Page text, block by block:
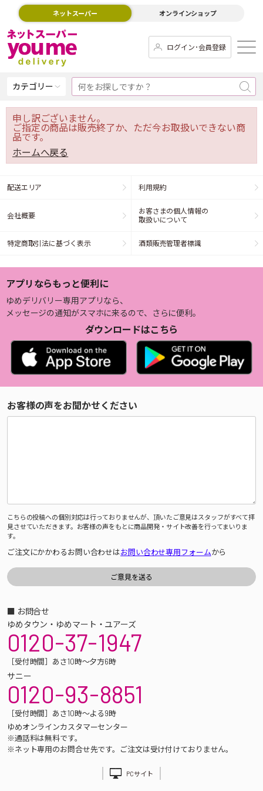
ネットスーパー オンラインショップ
ログイン･会員登録
カテゴリー
申し訳ございません。
ご指定の商品は販売終了か、ただ今お取扱いできない商
品です。
ホームへ戻る
配送エリア 利用規約
会社概要
お客さまの個人情報の
取扱いについて
特定商取引法に基づく表示 酒類販売管理者標識
アプリならもっと便利に
ゆめデリバリー専用アプリなら、
メッセージの通知がスマホに来るので、さらに便利。
ダウンロードはこちら
お客様の声をお聞かせください
こちらの投稿への個別対応は行っておりませんが、頂いたご意見はスタッフがすべて拝
見させていただきます。お客様の声をもとに商品開発・サイト改善を行ってまいりま
す。
ご注文にかかわるお問い合わせはお問い合わせ専用フォームから
■ お問合せ
ゆめタウン・ゆめマート・ユアーズ
0120-37-1947
［受付時間］あさ10時～夕方6時
サニー
0120-93-8851
［受付時間］あさ10時～よる9時
ゆめオンラインカスタマーセンター
※通話料は無料です。
※ネット専用のお問合せ先です。ご注文は受け付けておりません。
PCサイト